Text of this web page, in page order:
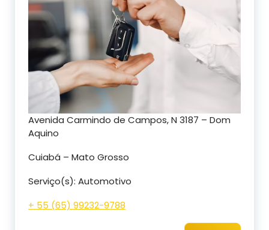
Avenida Carmindo de Campos, N 3187 – Dom
Aquino
Cuiabá – Mato Grosso
Serviço(s): Automotivo
+ 55 (65) 99232-9788